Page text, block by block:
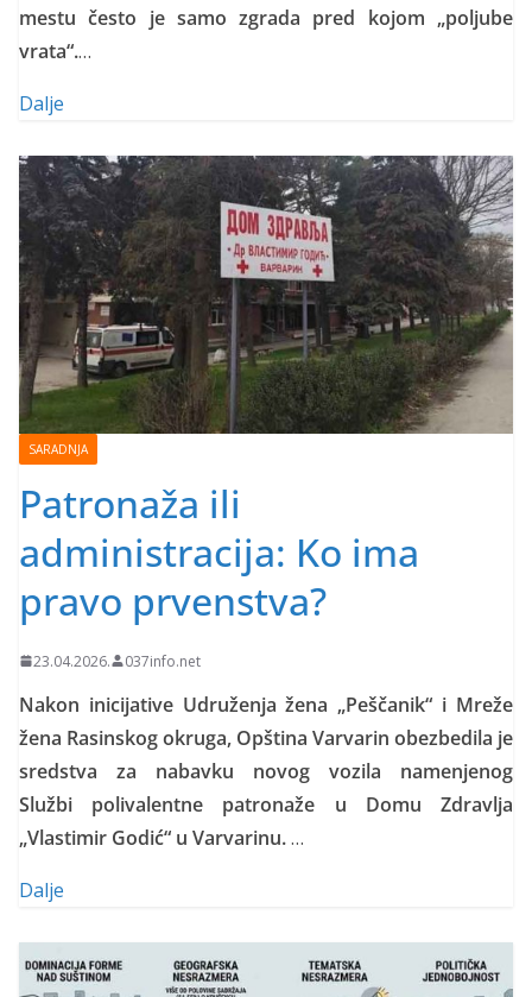
mestu često je samo zgrada pred kojom „poljube
vrata“.…
Dalje
SARADNJA
Patronaža ili
administracija: Ko ima
pravo prvenstva?
23.04.2026. 037info.net
Nakon inicijative Udruženja žena „Peščanik“ i Mreže
žena Rasinskog okruga, Opština Varvarin obezbedila je
sredstva za nabavku novog vozila namenjenog
Službi polivalentne patronaže u Domu Zdravlja
„Vlastimir Godić“ u Varvarinu.…
Dalje